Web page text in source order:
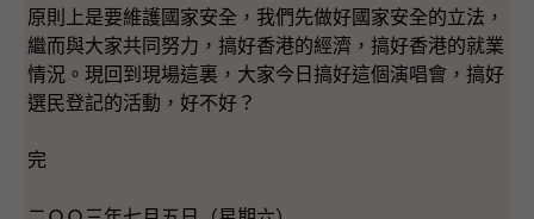
原則上是要維護國家安全，我們先做好國家安全的立法，
繼而與大家共同努力，搞好香港的經濟，搞好香港的就業
情況。現回到現場這裏，大家今日搞好這個演唱會，搞好
選民登記的活動，好不好？
完